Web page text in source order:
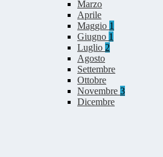
Marzo
Aprile
Maggio 1
Giugno 1
Luglio 2
Agosto
Settembre
Ottobre
Novembre 3
Dicembre